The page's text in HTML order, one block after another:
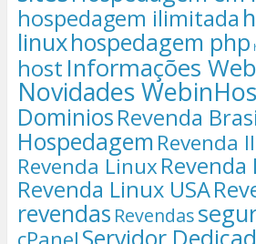
hospedagem ilimitada
linuxhospedagem php
host Informações
Novidades
DominiosRevenda
Hospedagem Revenda
Revenda LinuxRevenda
Revenda Linux USA
revendas Revendas